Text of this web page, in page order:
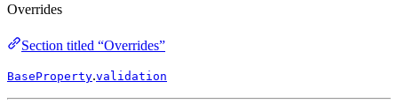
Overrides
Section titled “Overrides”
BaseProperty.validation